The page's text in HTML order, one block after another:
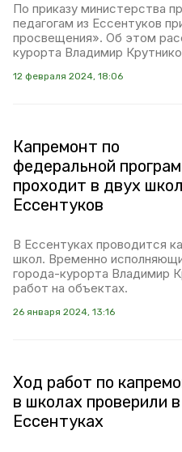
По приказу министерства
педагогам из Ессентуков
просвещения». Об этом
курорта Владимир
12 февраля 2024, 18:06
Капремонт по
федеральной
проходит в двух
Ессентуков
В Ессентуках проводится
школ. Временно
города-курорта Владимир
работ на объектах.
26 января 2024, 13:16
Ход работ по
в школах проверили в
Ессентуках